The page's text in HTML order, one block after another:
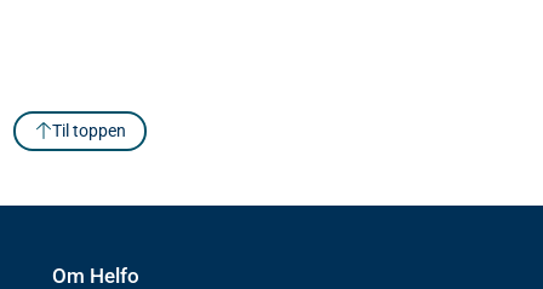
Til toppen
Om Helfo